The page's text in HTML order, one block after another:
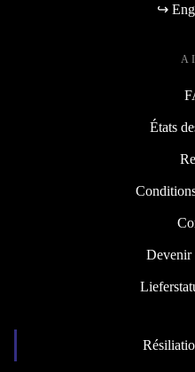
↪
États
Devenir